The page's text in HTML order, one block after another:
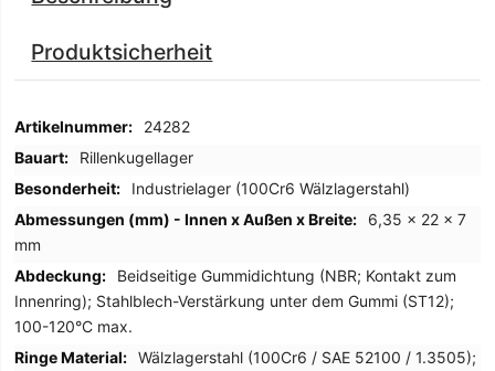
Produktsicherheit
Mehr
Informationen
24282
Rillenkugellager
Industrielager (100Cr6 Wälzlagerstahl)
6,35 x 22 x 7
mm
Beidseitige Gummidichtung (NBR; Kontakt zum
Innenring); Stahlblech-Verstärkung unter dem Gummi (ST12);
100-120°C max.
Wälzlagerstahl (100Cr6 / SAE 52100 / 1.3505);